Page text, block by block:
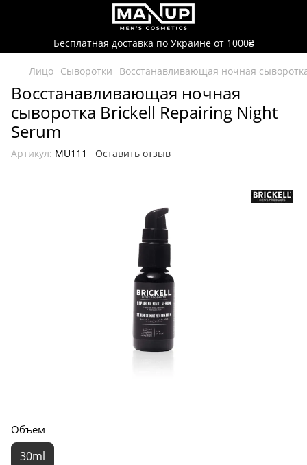
Бесплатная доставка по Украине от 1000₴
Лицо Сыворотки Восстанавливающая ночная
Восстанавливающая ночная
сыворотка Brickell Repairing Night
Serum
Артикул: MU111 Оставить отзыв
Объем
30ml